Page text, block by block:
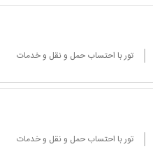
تور با احتساب حمل و نقل و خدمات
تور با احتساب حمل و نقل و خدمات